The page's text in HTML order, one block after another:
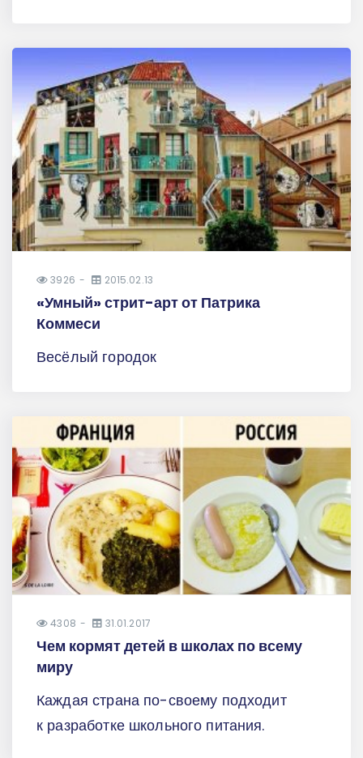
3926 2015.02.13
«Умный» стрит-арт от Патрика
Коммеси
Весёлый городок
4308 31.01.2017
Чем кормят детей в школах по всему
миру
Каждая страна по-своему подходит
к разработке школьного питания.